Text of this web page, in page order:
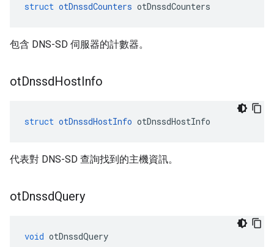
struct otDnssdCounters otDnssdCounters
包含 DNS-SD 伺服器的計數器。
otDnssdHostInfo
struct otDnssdHostInfo otDnssdHostInfo
代表對 DNS-SD 查詢找到的主機資訊。
otDnssdQuery
void otDnssdQuery